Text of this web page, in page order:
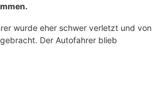
wurde eher schwer verletzt und von
Der Autofahrer blieb